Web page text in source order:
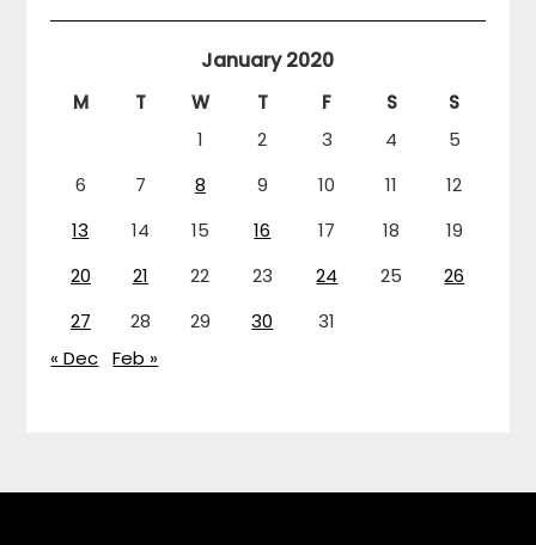
January 2020
M T W T F S
S
1
2 3 4
5
6
7 8 9 10 11
12
13
14 15 16 17 18
19
20
21 22 23 24 25
26
27
28 29 30
31
« Dec Feb »